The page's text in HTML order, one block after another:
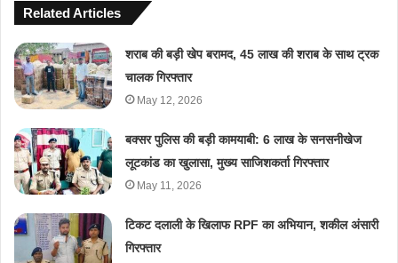
Related Articles
शराब की बड़ी खेप बरामद, 45 लाख की शराब के साथ ट्रक
चालक गिरफ्तार
May 12, 2026
बक्सर पुलिस की बड़ी कामयाबी: 6 लाख के सनसनीखेज
लूटकांड का खुलासा, मुख्य साजिशकर्ता गिरफ्तार
May 11, 2026
टिकट दलाली के खिलाफ RPF का अभियान, शकील अंसारी
गिरफ्तार